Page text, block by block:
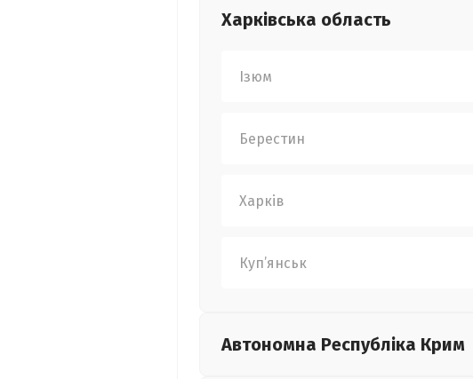
Харківська область
Ізюм
Берестин
Харків
Куп’янськ
Автономна Республіка Крим